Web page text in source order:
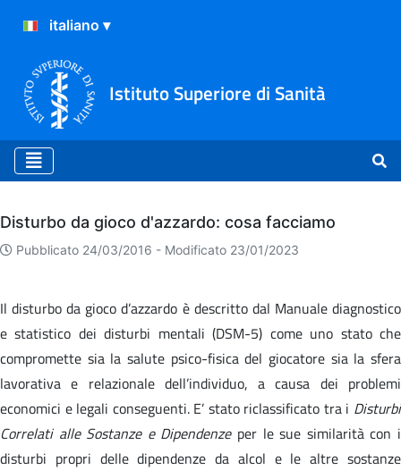
Istituto Superiore di Sanità
Archivio
Disturbo da gioco d'azzardo: cosa facciamo
Pubblicato 24/03/2016 - Modificato 23/01/2023
Il disturbo da gioco d’azzardo è descritto dal Manuale diagnostico
e statistico dei disturbi mentali (DSM-5) come uno stato che
compromette sia la salute psico-fisica del giocatore sia la sfera
lavorativa e relazionale dell’individuo, a causa dei problemi
economici e legali conseguenti. E’ stato riclassificato tra i Disturbi
Correlati alle Sostanze e Dipendenzeper le sue similarità con i
disturbi propri delle dipendenze da alcol e le altre sostanze